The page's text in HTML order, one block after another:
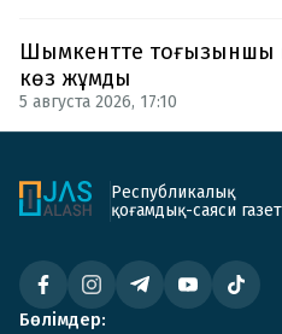
Шымкентте тоғызыншы
көз жұмды
5 августа 2026, 17:10
Республикалық
қоғамдық-саяси
Бөлімдер: